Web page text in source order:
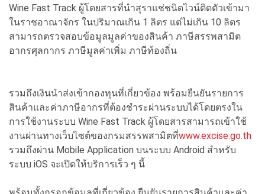
Wine Fast Track ผู้โดยสารที่นำสุราแช่ชนิดไวน์ติดตัวเข้ามา
ในราชอาณาจักร ในปริมาณเกิน 1 ลิตร แต่ไม่เกิน 10 ลิตร
สามารถตรวจสอบข้อมูลมูลค่าของสินค้า ภาษีสรรพสามิต
อากรศุลกากร ภาษีมูลค่าเพิ่ม ภาษีท้องถิ่น
รวมถึงเงินนำส่งเข้ากองทุนที่เกี่ยวข้อง พร้อมยืนยันรายการ
สินค้าและค่าภาษีอากรที่ต้องชำระผ่านระบบได้โดยตรงใน
การใช้งานระบบ Wine Fast Track ผู้โดยสารสามารถเข้าใช้
งานผ่านทางเว็บไซต์ของกรมสรรพสามิตที่www.excise.go.th
รวมถึงผ่าน Mobile Application บนระบบ Android สำหรับ
ระบบ iOS จะเปิดให้บริการเร็ว ๆ นี้